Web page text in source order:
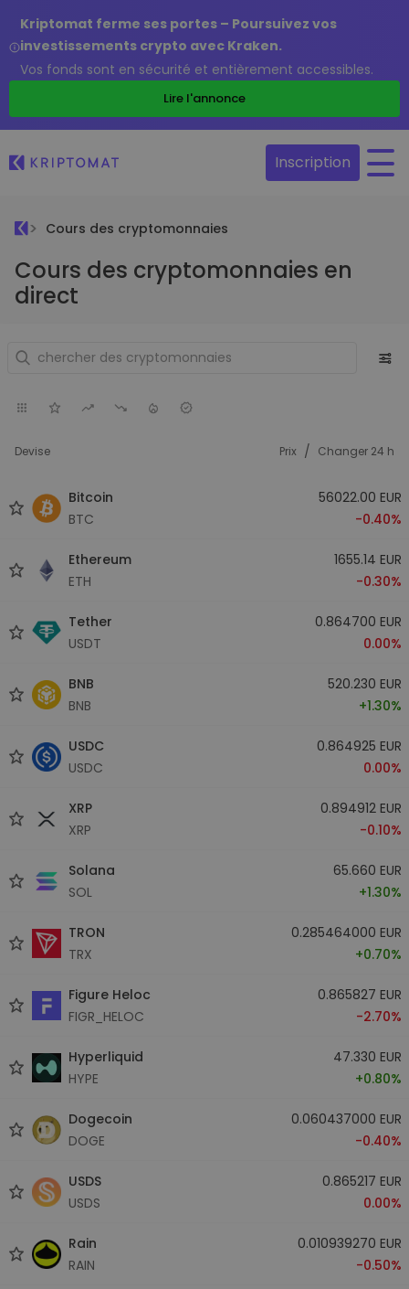
Kriptomat ferme ses portes – Poursuivez vos
investissements crypto avec Kraken.
Vos fonds sont en sécurité et entièrement accessibles.
Lire l'annonce
Inscription
Cours des cryptomonnaies
Cours des cryptomonnaies en
direct
Devise Prix / Changer 24 h
Bitcoin
BTC
56022.00 EUR
-0.40%
Ethereum
ETH
1655.14 EUR
-0.30%
Tether
USDT
0.864700 EUR
0.00%
BNB
BNB
520.230 EUR
+1.30%
USDC
USDC
0.864925 EUR
0.00%
XRP
XRP
0.894912 EUR
-0.10%
Solana
SOL
65.660 EUR
+1.30%
TRON
TRX
0.285464000 EUR
+0.70%
Figure Heloc
FIGR_HELOC
0.865827 EUR
-2.70%
Hyperliquid
HYPE
47.330 EUR
+0.80%
Dogecoin
DOGE
0.060437000 EUR
-0.40%
USDS
USDS
0.865217 EUR
0.00%
Rain
RAIN
0.010939270 EUR
-0.50%